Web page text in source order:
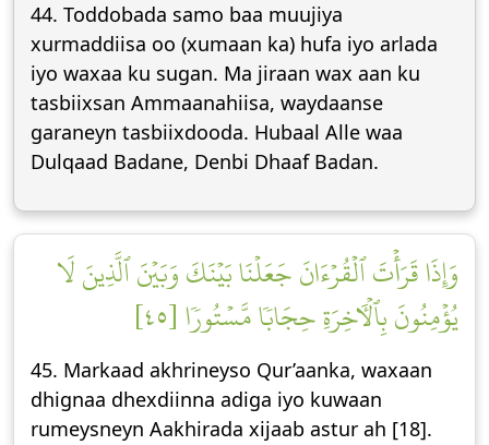
44. Toddobada samo baa muujiya
xurmaddiisa oo (xumaan ka) hufa iyo arlada
iyo waxaa ku sugan. Ma jiraan wax aan ku
tasbiixsan Ammaanahiisa, waydaanse
garaneyn tasbiixdooda. Hubaal Alle waa
Dulqaad Badane, Denbi Dhaaf Badan.
وَإِذَا قَرَأۡتَ ٱلۡقُرۡءَانَ جَعَلۡنَا بَيۡنَكَ وَبَيۡنَ ٱلَّذِينَ لَا
يُؤۡمِنُونَ بِٱلۡأٓخِرَةِ حِجَابٗا مَّسۡتُورٗا [٤٥]
45. Markaad akhrineyso Qur’aanka, waxaan
dhignaa dhexdiinna adiga iyo kuwaan
rumeysneyn Aakhirada xijaab astur ah [18].